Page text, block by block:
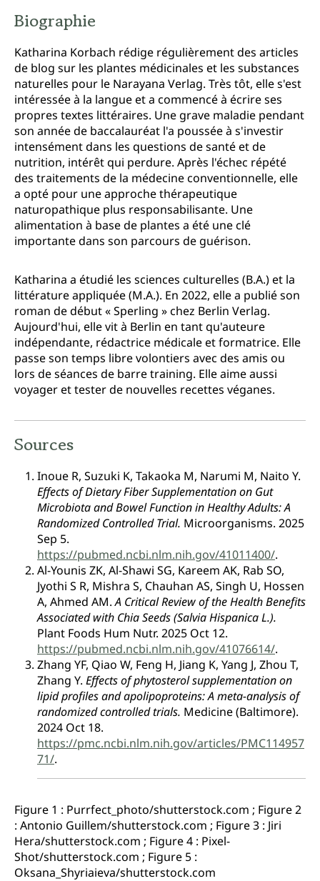
Biographie
Katharina Korbach rédige régulièrement des articles
de blog sur les plantes médicinales et les substances
naturelles pour le Narayana Verlag. Très tôt, elle s'est
intéressée à la langue et a commencé à écrire ses
propres textes littéraires. Une grave maladie pendant
son année de baccalauréat l'a poussée à s'investir
intensément dans les questions de santé et de
nutrition, intérêt qui perdure. Après l'échec répété
des traitements de la médecine conventionnelle, elle
a opté pour une approche thérapeutique
naturopathique plus responsabilisante. Une
alimentation à base de plantes a été une clé
importante dans son parcours de guérison.
Katharina a étudié les sciences culturelles (B.A.) et la
littérature appliquée (M.A.). En 2022, elle a publié son
roman de début « Sperling » chez Berlin Verlag.
Aujourd'hui, elle vit à Berlin en tant qu'auteure
indépendante, rédactrice médicale et formatrice. Elle
passe son temps libre volontiers avec des amis ou
lors de séances de barre training. Elle aime aussi
voyager et tester de nouvelles recettes véganes.
Sources
Inoue R, Suzuki K, Takaoka M, Narumi M, Naito Y.
Effects of Dietary Fiber Supplementation on Gut
Microbiota and Bowel Function in Healthy Adults: A
Randomized Controlled Trial. Microorganisms. 2025
Sep 5.
https://pubmed.ncbi.nlm.nih.gov/41011400/.
Al-Younis ZK, Al-Shawi SG, Kareem AK, Rab SO,
Jyothi S R, Mishra S, Chauhan AS, Singh U, Hossen
A, Ahmed AM.A Critical Review of the Health Benefits
Associated with Chia Seeds (Salvia Hispanica L.).
Plant Foods Hum Nutr. 2025 Oct 12.
https://pubmed.ncbi.nlm.nih.gov/41076614/.
Zhang YF, Qiao W, Feng H, Jiang K, Yang J, Zhou T,
Zhang Y. Effects of phytosterol supplementation on
lipid profiles and apolipoproteins: A meta-analysis of
randomized controlled trials. Medicine (Baltimore).
2024 Oct 18.
https://pmc.ncbi.nlm.nih.gov/articles/PMC114957
71/.
Figure 1 : Purrfect_photo/shutterstock.com ; Figure 2
: Antonio Guillem/shutterstock.com ; Figure 3 : Jiri
Hera/shutterstock.com ; Figure 4 : Pixel-
Shot/shutterstock.com ; Figure 5 :
Oksana_Shyriaieva/shutterstock.com